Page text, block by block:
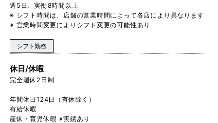
週5日、実働8時間以上
※ シフト時間は、店舗の営業時間によって各店により異なります
※ 営業時間変更によりシフト変更の可能性あり
シフト勤務
休日/休暇
完全週休2日制
年間休日124日（有休除く）
有給休暇
産休・育児休暇 ※実績あり